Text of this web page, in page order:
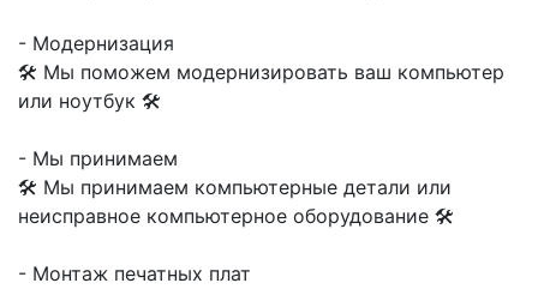
- Модернизация
🛠 Мы поможем модернизировать ваш компьютер
или ноутбук 🛠
- Мы принимаем
🛠 Мы принимаем компьютерные детали или
неисправное компьютерное оборудование 🛠
- Монтаж печатных плат